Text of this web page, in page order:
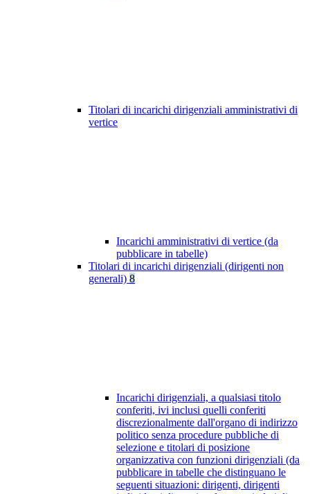
Titolari di incarichi dirigenziali amministrativi di
vertice
Incarichi amministrativi di vertice (da
pubblicare in tabelle)
Titolari di incarichi dirigenziali (dirigenti non
generali) 8
Incarichi dirigenziali, a qualsiasi titolo
conferiti, ivi inclusi quelli conferiti
discrezionalmente dall'organo di indirizzo
politico senza procedure pubbliche di
selezione e titolari di posizione
organizzativa con funzioni dirigenziali (da
pubblicare in tabelle che distinguano le
seguenti situazioni: dirigenti, dirigenti